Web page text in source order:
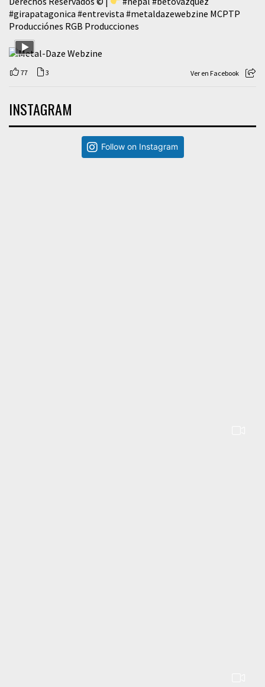
#girapatagonica #entrevista #metaldazewebzine MCPTP
Producciónes RGB Producciones
77 3 Ver en Facebook
INSTAGRAM
Follow on Instagram